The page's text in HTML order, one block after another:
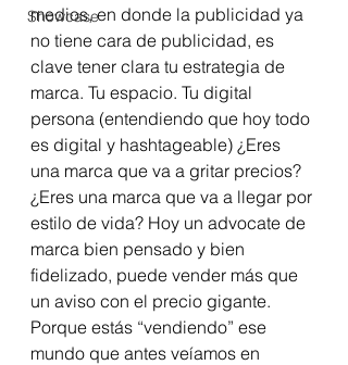
Showcase
medios, en donde la publicidad ya
no tiene cara de publicidad, es
clave tener clara tu estrategia de
marca. Tu espacio. Tu digital
persona (entendiendo que hoy todo
es digital y hashtageable) ¿Eres
una marca que va a gritar precios?
¿Eres una marca que va a llegar por
estilo de vida? Hoy un advocate de
marca bien pensado y bien
fidelizado, puede vender más que
un aviso con el precio gigante.
Porque estás “vendiendo” ese
mundo que antes veíamos en